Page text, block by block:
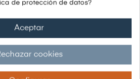
de protección de datos?
Aceptar
cookies